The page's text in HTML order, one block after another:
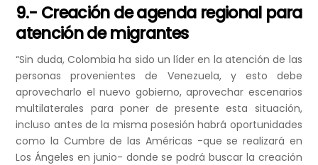
9.- Creación de agenda regional para
atención de migrantes
“Sin duda, Colombia ha sido un líder en la atención de las
personas provenientes de Venezuela, y esto debe
aprovecharlo el nuevo gobierno, aprovechar escenarios
multilaterales para poner de presente esta situación,
incluso antes de la misma posesión habrá oportunidades
como la Cumbre de las Américas -que se realizará en
Los Ángeles en junio- donde se podrá buscar la creación